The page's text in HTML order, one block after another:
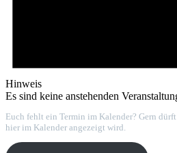
Hinweis
Es sind keine anstehenden
Euch fehlt ein Termin im Kalender? Gern
hier im Kalender angezeigt wird.